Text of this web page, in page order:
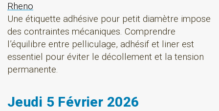
Rheno
Une étiquette adhésive pour petit diamètre impose
des contraintes mécaniques. Comprendre
l’équilibre entre pelliculage, adhésif et liner est
essentiel pour éviter le décollement et la tension
permanente.
Jeudi 5 Février 2026